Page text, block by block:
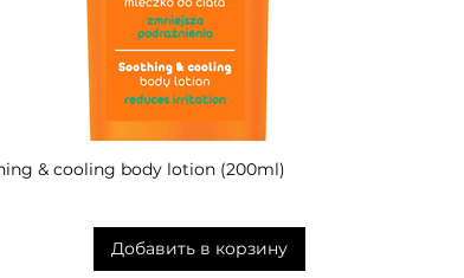
Быстрый просмотр
& cooling body lotion (200ml)
Добавить в корзину